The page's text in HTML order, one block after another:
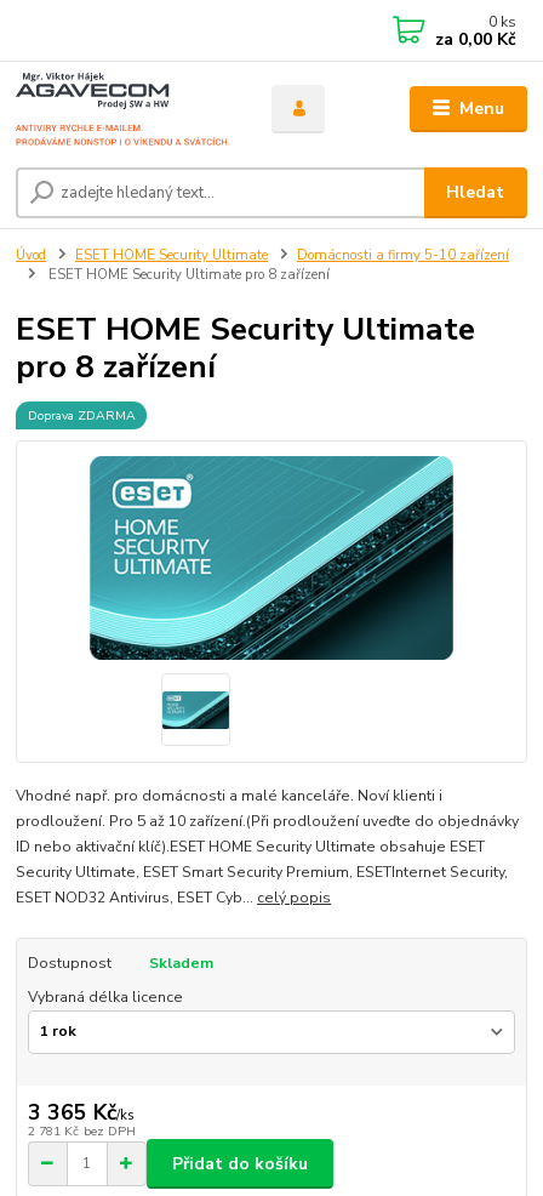
Menu
Hledat
0 ks
za 0,00 Kč
Úvod ESET HOME Security Ultimate
Domácnosti a firmy 5-10 zařízení
ESET HOME Security Ultimate pro 8 zařízení
ESET HOME Security Ultimate
pro 8 zařízení
Doprava ZDARMA
Vhodné např. pro domácnosti a malé kanceláře. Noví klienti i
prodloužení. Pro 5 až 10 zařízení.(Při prodloužení uveďte do objednávky
ID nebo aktivační klíč).ESET HOME Security Ultimate obsahuje ESET
Security Ultimate, ESET Smart Security Premium, ESETInternet Security,
ESET NOD32 Antivirus, ESET Cyb... celý popis
Dostupnost
Skladem
Vybraná délka licence
3 365 Kč/ks
2 781 Kč bez DPH
Přidat do košíku